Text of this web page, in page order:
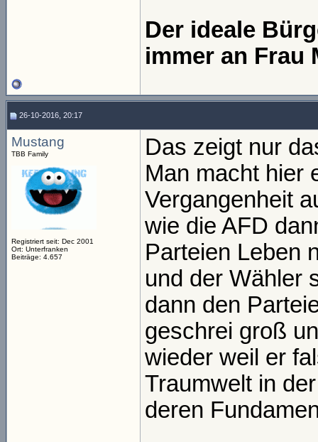
Der ideale
immer an Frau
26-10-2016, 20:17
Mustang
TBB Family
Registriert seit: Dec 2001
Ort: Unterfranken
Beiträge: 4.657
Das zeigt nur
Man macht hier
Vergangenheit
wie die AFD
Parteien Leben
und der Wähler
dann den
geschrei groß
wieder weil er
Traumwelt in
deren